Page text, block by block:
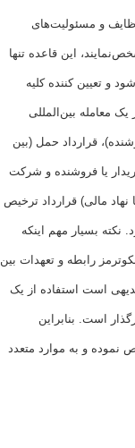
مسئولیت‌های
این قاعده تنها
کننده کلیه
بین‌المللی
حمل (بین
فروشنده و شرکت
قرارداد ترخیص
مهم اینکه
و تعهدات بین
استفاده از یک
بنابراین
به موارد متعدد